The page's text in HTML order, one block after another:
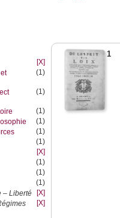
[X]
(1)
(1)
(1)
(1)
(1)
(1)
[X]
(1)
(1)
(1)
– Liberté
[X]
[X]
1